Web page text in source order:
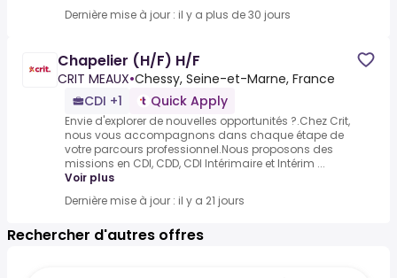
Dernière mise à jour : il y a plus de 30 jours
Chapelier (H/F) H/F
CRIT MEAUX•Chessy, Seine-et-Marne, France
CDI +1
Quick Apply
Envie d'explorer de nouvelles opportunités ?.Chez Crit,
nous vous accompagnons dans chaque étape de
votre parcours professionnel.Nous proposons des
missions en CDI, CDD, CDI Intérimaire et Intérim ...
Voir plus
Dernière mise à jour : il y a 21 jours
Rechercher d'autres offres